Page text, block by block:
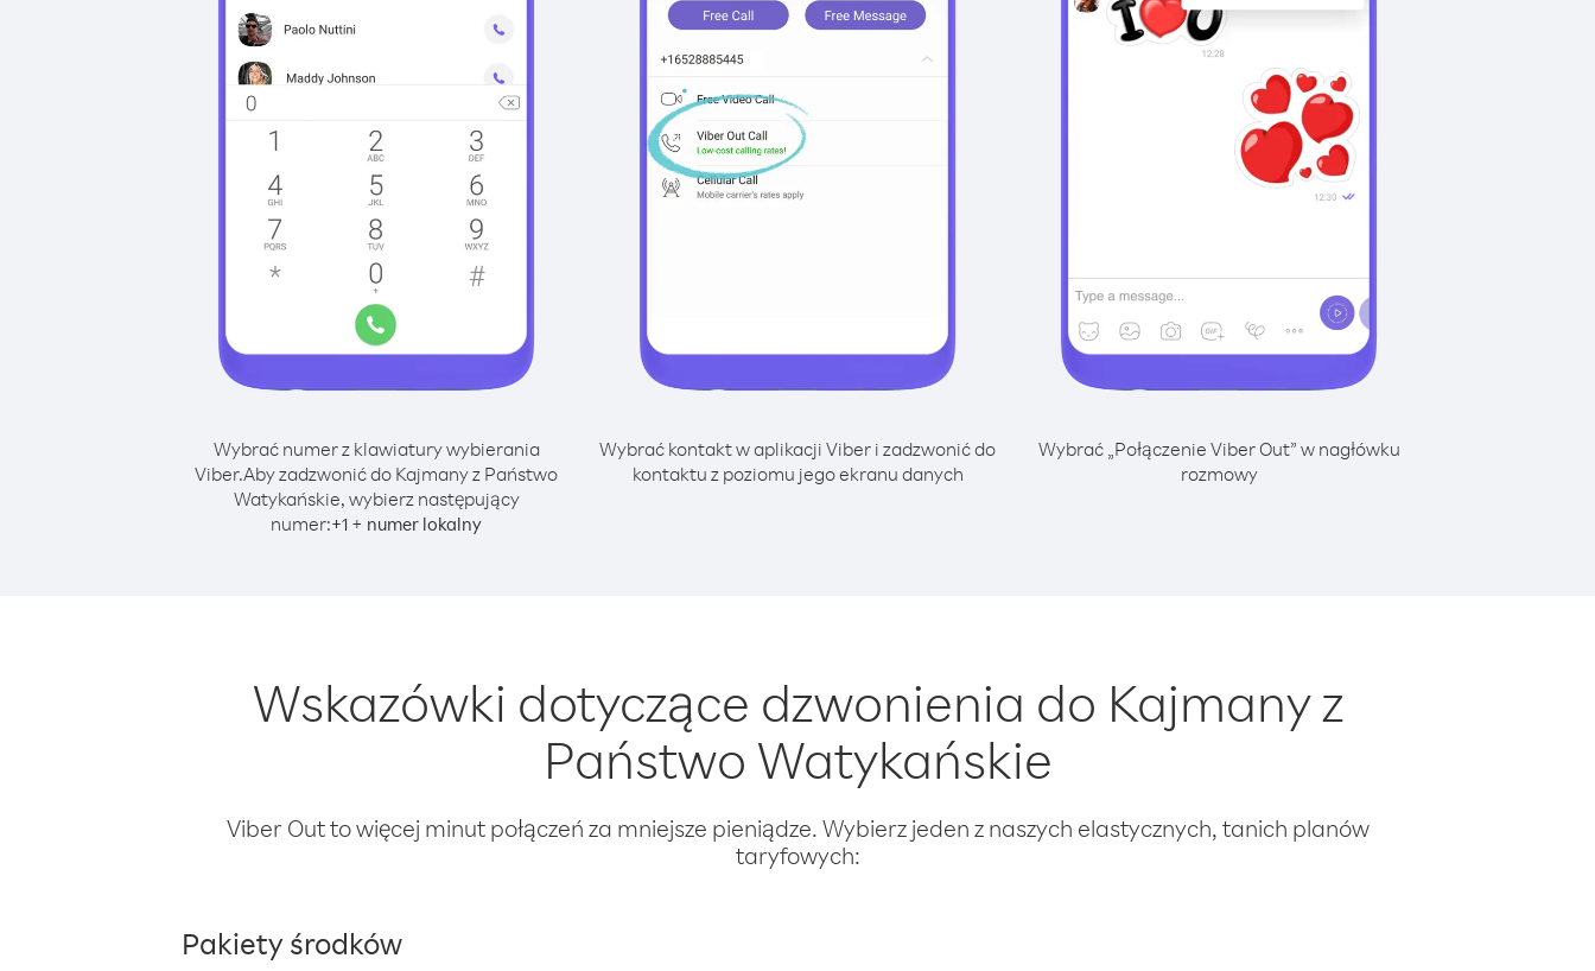
Wybrać numer z klawiatury wybierania
Viber.Aby zadzwonić do Kajmany z Państwo
Watykańskie, wybierz następujący
numer:+1 + numer lokalny
Wybrać kontakt w aplikacji Viber i zadzwonić do
kontaktu z poziomu jego ekranu danych
Wybrać „Połączenie Viber Out” w nagłówku
rozmowy
Wskazówki dotyczące dzwonienia do Kajmany z
Państwo Watykańskie
Viber Out to więcej minut połączeń za mniejsze pieniądze. Wybierz jeden z naszych elastycznych, tanich planów
taryfowych:
Pakiety środków